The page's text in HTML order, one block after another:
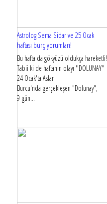
Astrolog Sema Sidar ve 25 Ocak
haftası burç yorumları!
Bu hafta da gökyüzü oldukça hareketli!
Tabii ki de haftanın olayı ''DOLUNAY''
24 Ocak'ta Aslan
Burcu'nda gerçekleşen "Dolunay",
9 gün...